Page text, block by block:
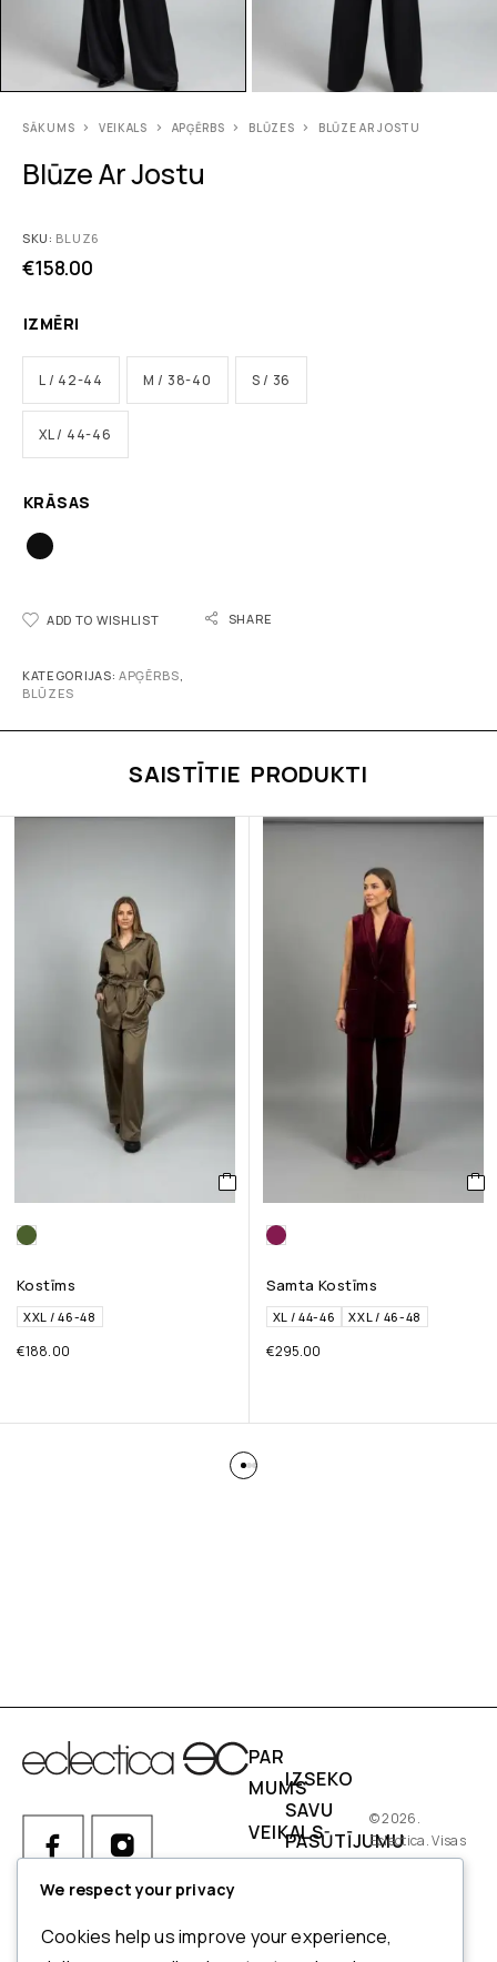
SĀKUMS VEIKALS APĢĒRBS BLŪZES BLŪZE AR JOSTU
Blūze Ar Jostu
SKU: BLUZ6
€158.00
IZMĒRI
L / 42-44 M / 38-40 S / 36
XL / 44-46
KRĀSAS
ADD TO WISHLIST SHARE
KATEGORIJAS: APĢĒRBS,
BLŪZES
SAISTĪTIE PRODUKTI
Kostīms
XXL / 46-48
€188.00
Samta Kostīms
XL / 44-46 XXL / 46-48
€295.00
Ja Jums ir kādi jautājumi par
pasūtījumu, produktiem vai
PAR
MUMS
VEIKALS
IZSEKO
SAVU
PASŪTĪJUMU
© 2026.
Eclectica. Visas
tiesības
We respect your privacy
Cookies help us improve your experience,